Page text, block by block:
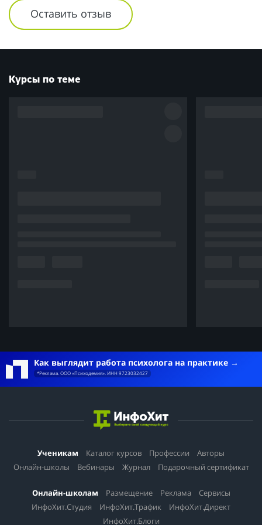
специалисту Тамаре, а также Татьяне и всем организаторам ))
Отличная команда, материал легко воспринимается и формат
максимально удобный!
уютные), собакам обалденный опыт и приключение!
Оставить отзыв
Курсы по теме
Как выглядит работа психолога на практике
*Реклама. ООО «Психодемия». ИНН 9723032427
Ученикам Каталог курсов Профессии
Авторы
Онлайн-школы
Вебинары Журнал Подарочный сертификат
Онлайн-школам Размещение Реклама
Сервисы
ИнфоХит.Студия
ИнфоХит.Трафик
ИнфоХит.Директ
ИнфоХит.Блоги